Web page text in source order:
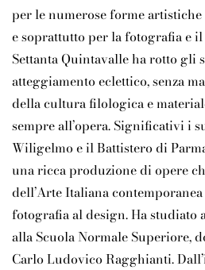
per le numerose forme artistiche
e soprattutto per la fotografia e
Settanta Quintavalle ha rotto gli
atteggiamento eclettico, senza
della cultura filologica e
sempre all’opera. Significativi i
Wiligelmo e il Battistero di
una ricca produzione di opere
dell’Arte Italiana
fotografia al design. Ha studiato
alla Scuola Normale Superiore,
Carlo Ludovico Ragghianti.